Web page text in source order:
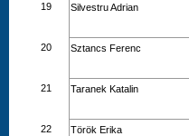
19 Silvestru Adrian
20 Sztancs Ferenc
21 Taranek Katalin
22 Török Erika